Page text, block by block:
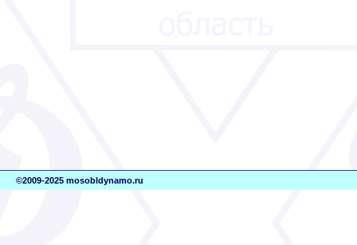
©2009-2025 mosobldynamo.ru